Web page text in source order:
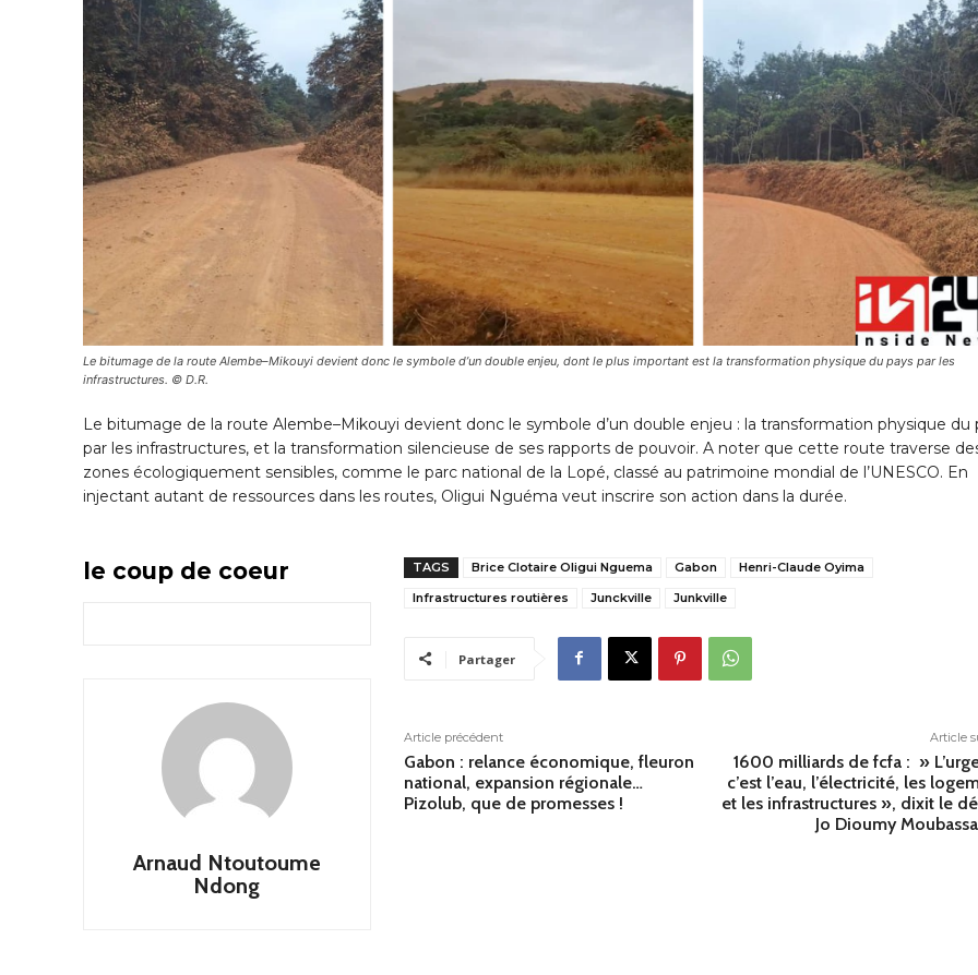
Le bitumage de la route Alembe–Mikouyi devient donc le symbole d’un double enjeu, dont le plus important est la transformation physique du pays par les
infrastructures. © D.R.
Le bitumage de la route Alembe–Mikouyi devient donc le symbole d’un double enjeu : la transformation physique du
par les infrastructures, et la transformation silencieuse de ses rapports de pouvoir. A noter que cette route traverse
zones écologiquement sensibles, comme le parc national de la Lopé, classé au patrimoine mondial de l’UNESCO. En
injectant autant de ressources dans les routes, Oligui Nguéma veut inscrire son action dans la durée.
le coup de coeur
Arnaud Ntoutoume
Ndong
TAGS Brice Clotaire Oligui Nguema Gabon
Henri-Claude Oyima
Infrastructures routières
Junckville Junkville
Partager
Article précédent
Gabon : relance économique, fleuron
national, expansion régionale…
Pizolub, que de promesses !
Article
1600 milliards de fcfa : »
c’est l’eau, l’électricité, les
et les infrastructures », dixit le
Jo Dioumy